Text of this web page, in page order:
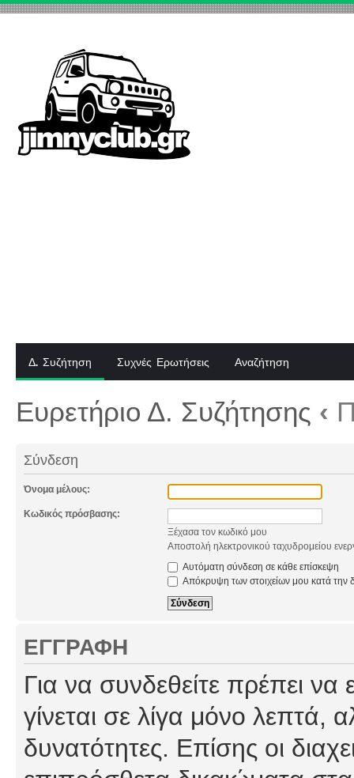
Δ. Συζήτηση Συχνές Ερωτήσεις Αναζήτηση
Ευρετήριο Δ. Συζήτησης ‹
Σύνδεση
Όνομα μέλους:
Κωδικός πρόσβασης:
Ξέχασα τον κωδικό μου
Αποστολή ηλεκτρονικού ταχυδρομείου
Αυτόματη σύνδεση σε κάθε επίσκεψη
Απόκρυψη των στοιχείων μου κατά την
ΕΓΓΡΑΦΉ
Για να συνδεθείτε πρέπει
γίνεται σε λίγα μόνο λεπτά,
δυνατότητες. Επίσης οι